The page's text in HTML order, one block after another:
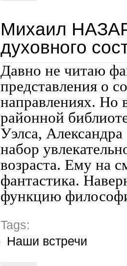
Михаил
духовного
Давно не читаю
представления о
направлениях. Но
районной
Уэлса,
набор
возраста. Ему на
фантастика.
функцию
Tags:
Наши встречи